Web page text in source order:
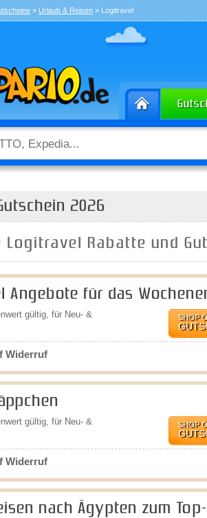
» Urlaub & Reisen » Logitravel
2026
Logitravel Rabatte und
Angebote für das
gültig, für Neu- &
SHOP
Widerruf
gültig, für Neu- &
SHOP
Widerruf
nach Ägypten zum